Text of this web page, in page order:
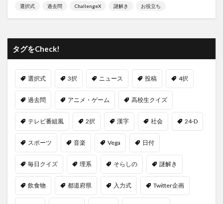
選択式 過去問 ChallengeX 謎解き お役立ち
タグをCheck!
選択式 3択 ニュース 投稿 4択
過去問 アニメ・ゲーム 高校生クイズ
テレビ番組風 2択 漢字 社会 24-D
スポーツ 音楽 Vega 日付
毎日クイズ 理系 そらしの 謎解き
飲食物 都道府県 入力式 Twitter企画